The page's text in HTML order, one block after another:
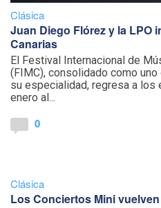
Clásica
Juan Diego Flórez y la LPO
Canarias
El Festival Internacional de
(FIMC), consolidado como
su especialidad, regresa a
enero al...
0
Clásica
Los Conciertos Mini